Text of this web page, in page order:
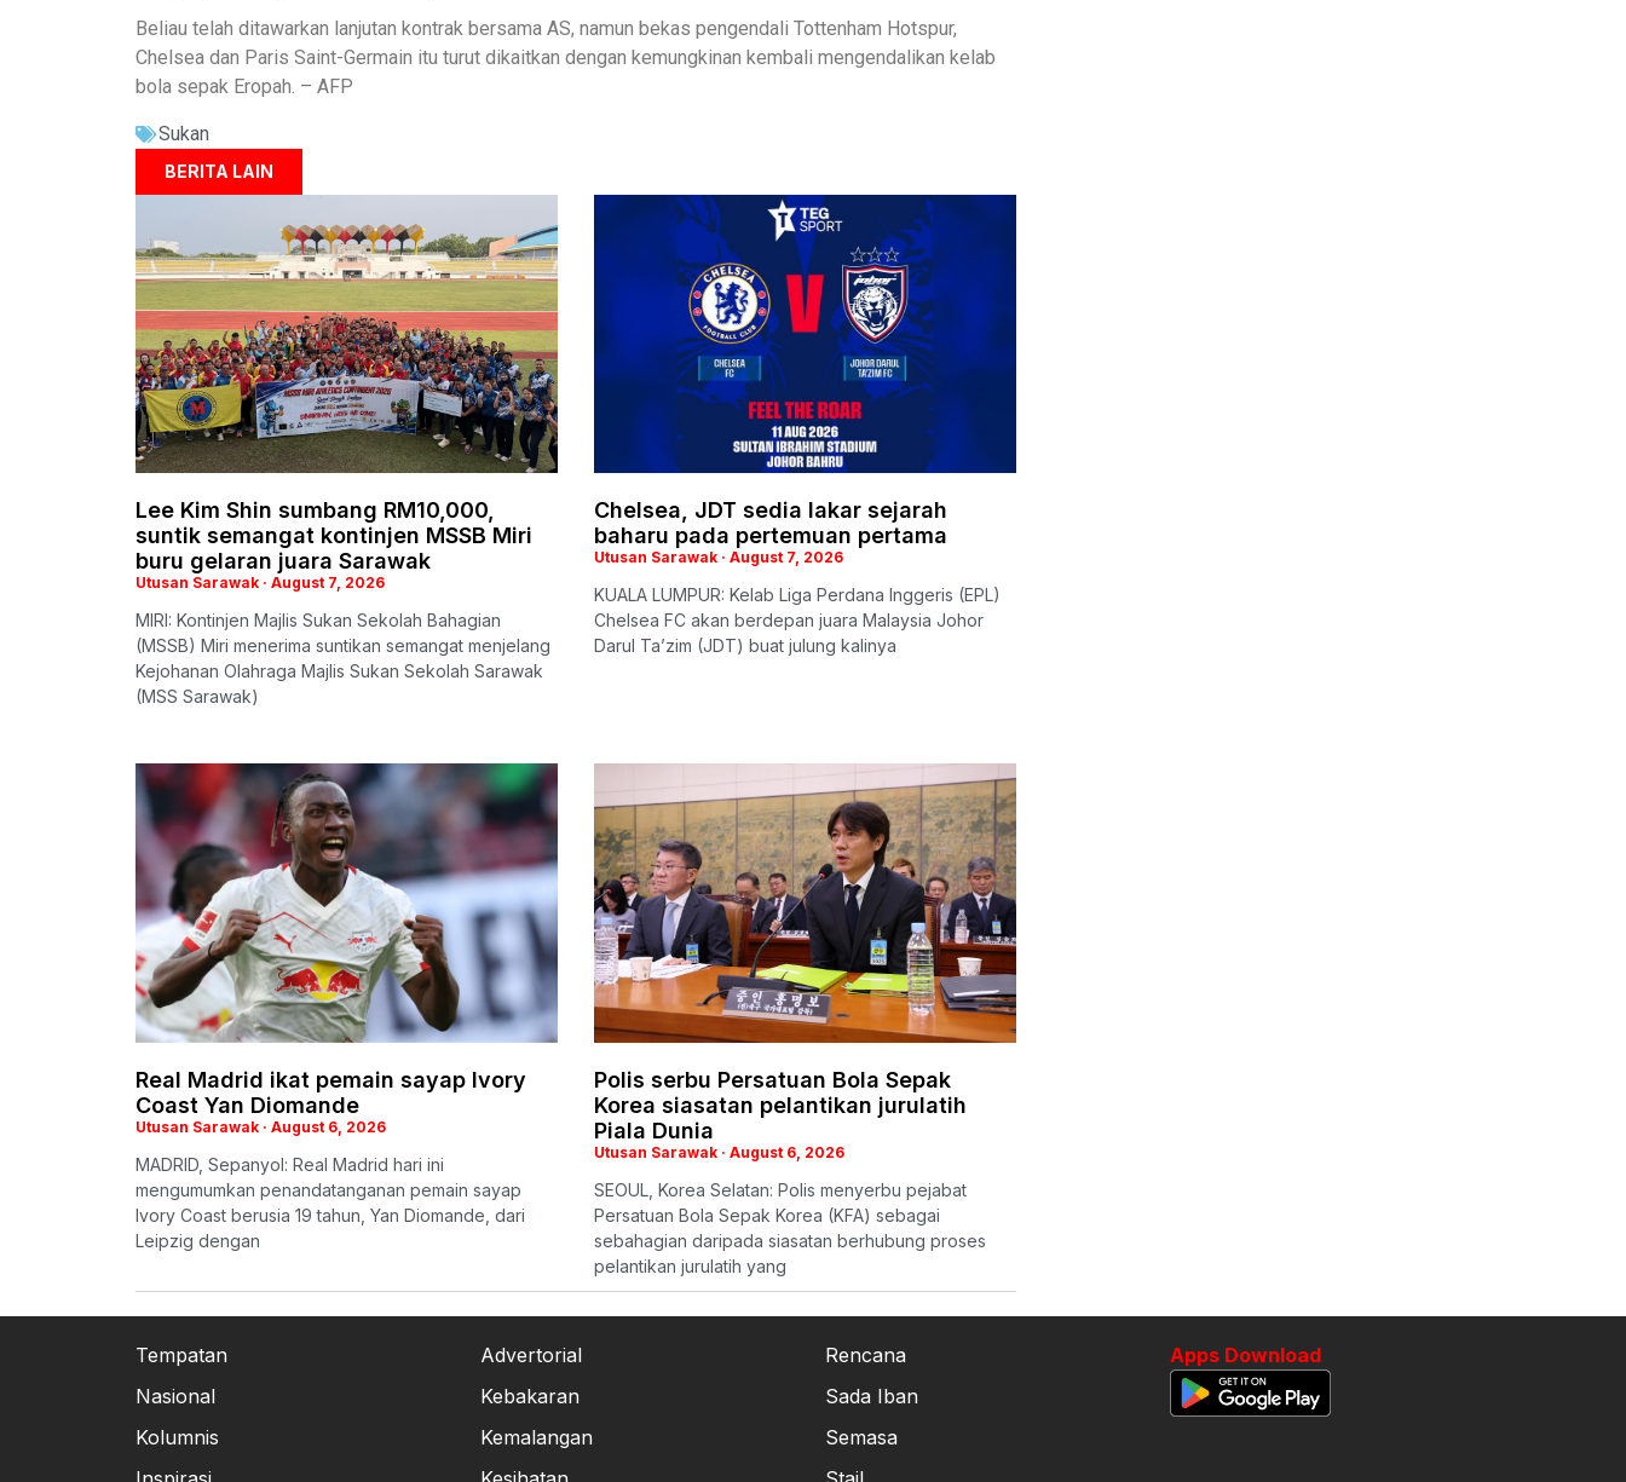
Beliau telah ditawarkan lanjutan kontrak bersama AS, namun bekas pengendali Tottenham Hotspur,
Chelsea dan Paris Saint-Germain itu turut dikaitkan dengan kemungkinan kembali mengendalikan kelab
bola sepak Eropah. – AFP
Sukan
BERITA LAIN
Lee Kim Shin sumbang RM10,000,
suntik semangat kontinjen MSSB Miri
buru gelaran juara Sarawak
Utusan Sarawak August 7, 2026
MIRI: Kontinjen Majlis Sukan Sekolah Bahagian
(MSSB) Miri menerima suntikan semangat menjelang
Kejohanan Olahraga Majlis Sukan Sekolah Sarawak
(MSS Sarawak)
Chelsea, JDT sedia lakar sejarah
baharu pada pertemuan pertama
Utusan Sarawak August 7, 2026
KUALA LUMPUR: Kelab Liga Perdana Inggeris (EPL)
Chelsea FC akan berdepan juara Malaysia Johor
Darul Ta’zim (JDT) buat julung kalinya
Real Madrid ikat pemain sayap Ivory
Coast Yan Diomande
Utusan Sarawak August 6, 2026
MADRID, Sepanyol: Real Madrid hari ini
mengumumkan penandatanganan pemain sayap
Ivory Coast berusia 19 tahun, Yan Diomande, dari
Leipzig dengan
Polis serbu Persatuan Bola Sepak
Korea siasatan pelantikan jurulatih
Piala Dunia
Utusan Sarawak August 6, 2026
SEOUL, Korea Selatan: Polis menyerbu pejabat
Persatuan Bola Sepak Korea (KFA) sebagai
sebahagian daripada siasatan berhubung proses
pelantikan jurulatih yang
Tempatan
Nasional
Kolumnis
Advertorial
Kebakaran
Kemalangan
Rencana
Sada Iban
Semasa
Apps Download